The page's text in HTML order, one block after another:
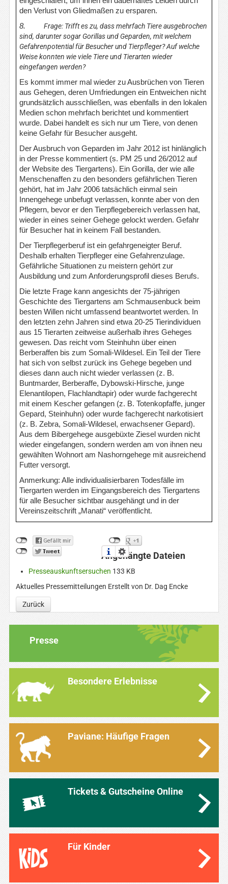
den Verlust von Gliedmaßen zu ersparen.
8. Frage: Trifft es zu, dass mehrfach Tiere ausgebrochen
sind, darunter sogar Gorillas und Geparden, mit welchem
Gefahrenpotential für Besucher und Tierpfleger? Auf welche
Weise konnten wie viele Tiere und Tierarten wieder
eingefangen werden?
Es kommt immer mal wieder zu Ausbrüchen von Tieren
aus Gehegen, deren Umfriedungen ein Entweichen nicht
grundsätzlich ausschließen, was ebenfalls in den lokalen
Medien schon mehrfach berichtet und kommentiert
wurde. Dabei handelt es sich nur um Tiere, von denen
keine Gefahr für Besucher ausgeht.
Der Ausbruch von Geparden im Jahr 2012 ist hinlänglich
in der Presse kommentiert (s. PM 25 und 26/2012 auf
der Website des Tiergartens). Ein Gorilla, der wie alle
Menschenaffen zu den besonders gefährlichen Tieren
gehört, hat im Jahr 2006 tatsächlich einmal sein
Innengehege unbefugt verlassen, konnte aber von den
Pflegern, bevor er den Tierpflegebereich verlassen hat,
wieder in eines seiner Gehege gelockt werden. Gefahr
für Besucher hat in keinem Fall bestanden.
Der Tierpflegerberuf ist ein gefahrgeneigter Beruf.
Deshalb erhalten Tierpfleger eine Gefahrenzulage.
Gefährliche Situationen zu meistern gehört zur
Ausbildung und zum Anforderungsprofil dieses Berufs.
Die letzte Frage kann angesichts der 75-jährigen
Geschichte des Tiergartens am Schmausenbuck beim
besten Willen nicht umfassend beantwortet werden. In
den letzten zehn Jahren sind etwa 20-25 Tierindividuen
aus 15 Tierarten zeitweise außerhalb ihres Geheges
gewesen. Das reicht vom Steinhuhn über einen
Berberaffen bis zum Somali-Wildesel. Ein Teil der Tiere
hat sich von selbst zurück ins Gehege begeben und
dieses dann auch nicht wieder verlassen (z. B.
Buntmarder, Berberaffe, Dybowski-Hirsche, junge
Elenantilopen, Flachlandtapir) oder wurde fachgerecht
mit einem Kescher gefangen (z. B. Totenkopfaffe, junger
Gepard, Steinhuhn) oder wurde fachgerecht narkotisiert
(z. B. Zebra, Somali-Wildesel, erwachsener Gepard).
Aus dem Bibergehege ausgebüxte Ziesel wurden nicht
wieder eingefangen, sondern werden am von ihnen neu
gewählten Wohnort am Nashorngehege mit ausreichend
Futter versorgt.
Anmerkung: Alle individualisierbaren Todesfälle im
Tiergarten werden im Eingangsbereich des Tiergartens
für alle Besucher sichtbar ausgehängt und in der
Vereinszeitschrift „Manati“ veröffentlicht.
Angehängte Dateien
Presseauskunftsersuchen 133 KB
Aktuelles Pressemitteilungen Erstellt von Dr. Dag Encke
Zurück
Presse
Besondere Erlebnisse
Paviane: Häufige Fragen
Tickets & Gutscheine Online
Für Kinder